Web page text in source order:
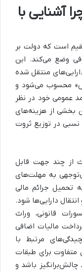
آشنایی با
است که دولت بر
وضع می‌کند. این
منتقل شده
محسوب می‌شود و
عمومی خود در نظر
بخشی از هزینه‌های
در توزیع ثروت
از چند جهت قابل
به مهلت‌های
تحمیل جرائم مالی
دارایی‌ها شود.
قانونی، وراث
مالیات اضافی
مرتبط با
متفاوت برای طبقات
چالش‌برانگیز باشد و